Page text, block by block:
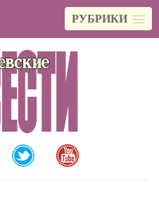
РУБРИКИ